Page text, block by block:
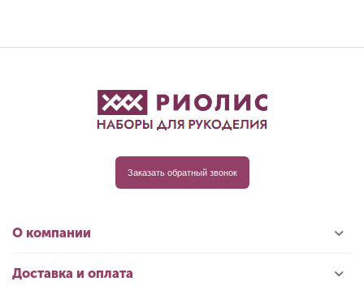
Заказать обратный звонок
О компании
Доставка и оплата